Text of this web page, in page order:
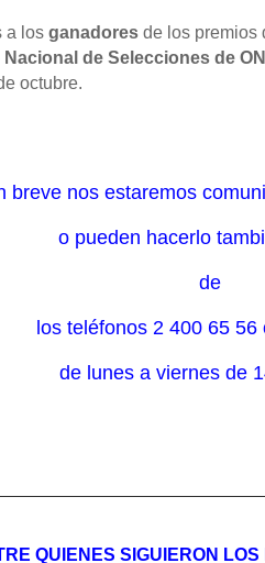
a los ganadores de los premios
de Selecciones de
octubre.
breve nos estaremos
o pueden hacerlo
de
los teléfonos 2 400 65
de lunes a viernes de
QUIENES SIGUIERON